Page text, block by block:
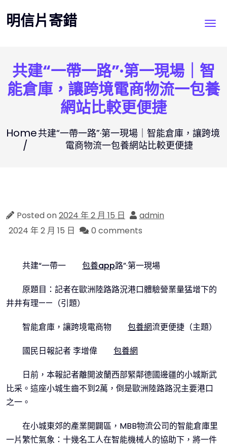
to
content
明信片寄錯
共建“一帶一路”·第一現場｜智
能倉庫，讓跨境電商物流一包養
網站比較更便捷
Home共建“一帶一路”·第一現場｜智能倉庫，讓跨境
電商物流一包養網站比較更便捷
Posted on2024 年 2 月 15 日
admin
2024 年 2 月 15 日
0 comments
共建“一帶一 包養app路”·第一現場
原題目：記者在歐洲陸路路況港口體驗營業量猛增下的
井井有理——（引題）
智能倉庫，讓跨境電商物 包養網流更便捷（主題）
國民日報記者 李增偉 包養網
日前，本報記者離開波蘭西部緊鄰德國邊疆的小城斯武
比采。這座小城生齒不到2萬，倒是歐洲陸路路況主要港口
之一。
在小城東郊的產業開闢區，MBB物流公司的智能倉庫里
一片繁忙氣象：十幾名工人在智能機械人的協助下，將一件